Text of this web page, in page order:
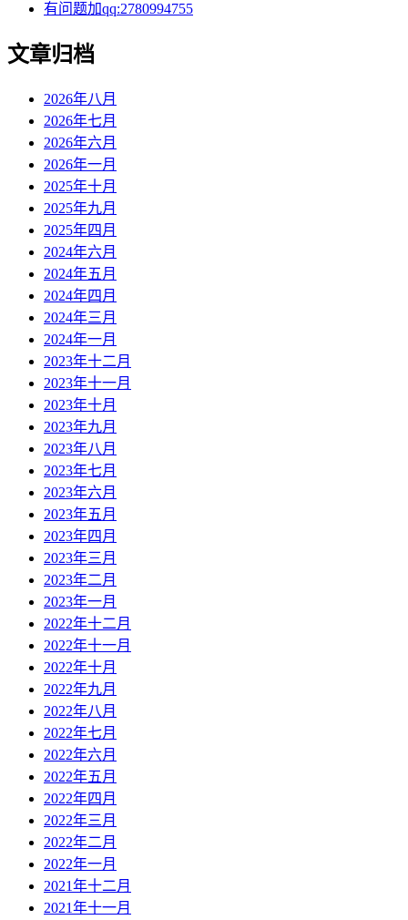
有问题加qq:2780994755
文章归档
2026年八月
2026年七月
2026年六月
2026年一月
2025年十月
2025年九月
2025年四月
2024年六月
2024年五月
2024年四月
2024年三月
2024年一月
2023年十二月
2023年十一月
2023年十月
2023年九月
2023年八月
2023年七月
2023年六月
2023年五月
2023年四月
2023年三月
2023年二月
2023年一月
2022年十二月
2022年十一月
2022年十月
2022年九月
2022年八月
2022年七月
2022年六月
2022年五月
2022年四月
2022年三月
2022年二月
2022年一月
2021年十二月
2021年十一月